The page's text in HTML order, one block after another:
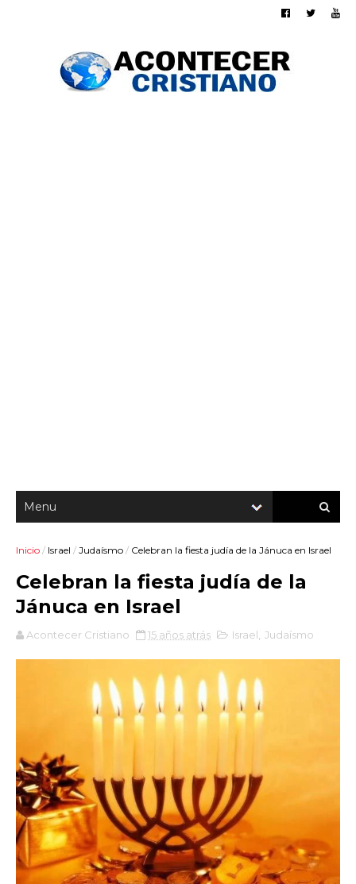
Inicio / Israel / Judaísmo / Celebran la fiesta judía de la Jánuca en Israel
Celebran la fiesta judía de la
Jánuca en Israel
Acontecer Cristiano 15 años atrás Israel Judaísmo